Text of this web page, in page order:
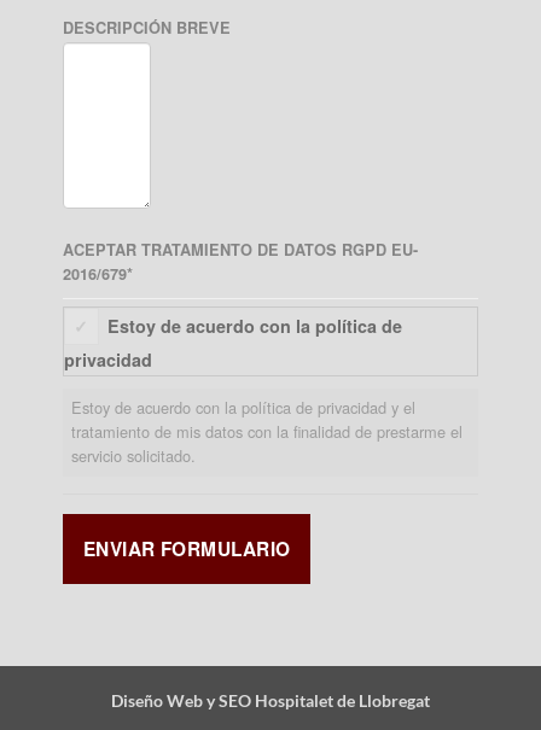
DESCRIPCIÓN BREVE
ACEPTAR TRATAMIENTO DE DATOS RGPD EU-
2016/679*
Estoy de acuerdo con la política de
privacidad
Estoy de acuerdo con la política de privacidad y el
tratamiento de mis datos con la finalidad de prestarme el
servicio solicitado.
Diseño Web y SEO Hospitalet de Llobregat